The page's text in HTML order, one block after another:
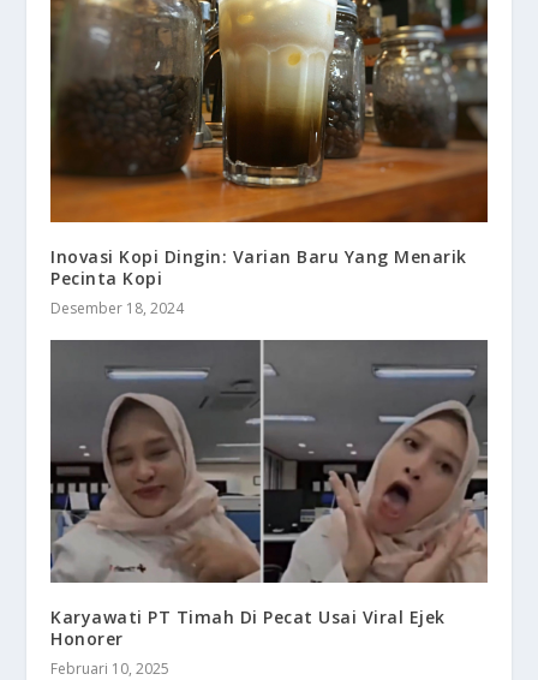
Inovasi Kopi Dingin: Varian Baru Yang Menarik
Pecinta Kopi
Desember 18, 2024
Karyawati PT Timah Di Pecat Usai Viral Ejek
Honorer
Februari 10, 2025